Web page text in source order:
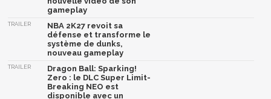
gameplay
TRAILER
NBA 2K27 revoit sa
défense et transforme le
système de dunks,
nouveau gameplay
TRAILER
Dragon Ball: Sparking!
Zero : le DLC Super Limit-
Breaking NEO est
disponible avec un